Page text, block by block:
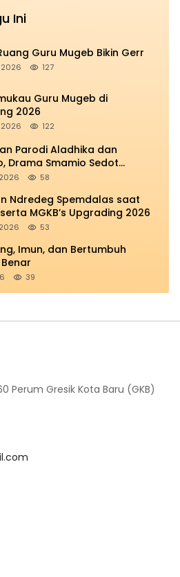
Ini
Guru Mugeb Bikin Gerr
127
Guru Mugeb di
2026
122
Parodi Aladhika dan
Drama Smamio Sedot
di MGKB Upgrading 2026
58
Ndredeg Spemdalas saat
MGKB’s Upgrading 2026
53
Imun, dan Bertumbuh
39
Perum Gresik Kota Baru (GKB)